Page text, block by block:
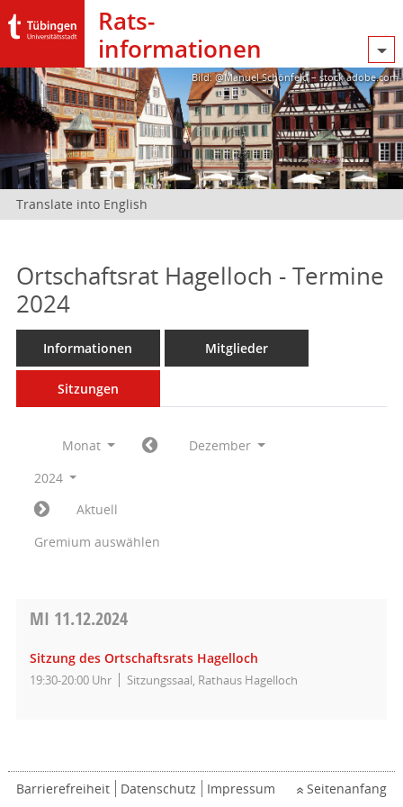
Rats­
informationen
Bild: @Manuel Schönfeld – stock.adobe.com
Translate into English
Ortschaftsrat Hagelloch - Termine
2024
Informationen Mitglieder
Sitzungen
Monat
Dezember
2024
Aktuell
Gremium auswählen
MI 11.12.2024
Sitzung des Ortschaftsrats Hagelloch
19:30-20:00 Uhr Sitzungssaal, Rathaus Hagelloch
Barrierefreiheit Datenschutz Impressum Seitenanfang